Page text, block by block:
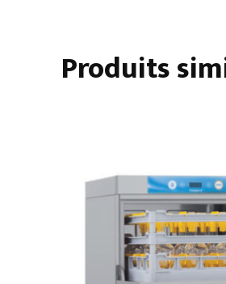
Produits